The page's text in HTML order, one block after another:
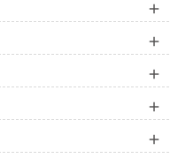




